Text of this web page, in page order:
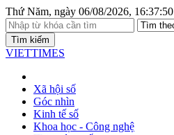
Thứ Năm, ngày 06/08/2026, 16:37:50
Tìm kiếm
VIETTIMES
Xã hội số
Góc nhìn
Kinh tế số
Khoa học - Công nghệ